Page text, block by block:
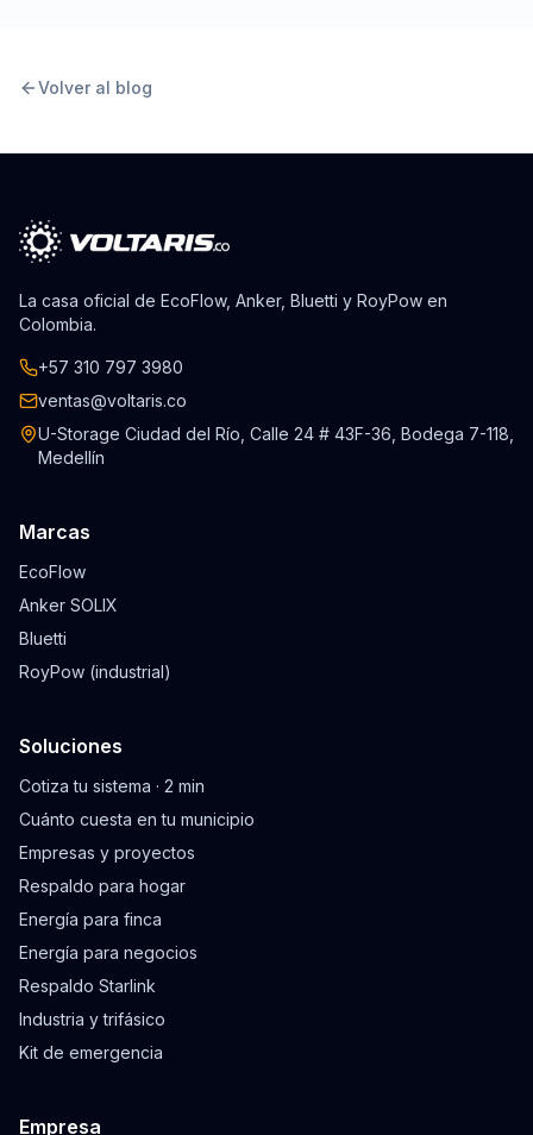
Volver al blog
La casa oficial de EcoFlow, Anker, Bluetti y RoyPow en
Colombia.
+57 310 797 3980
ventas@voltaris.co
U-Storage Ciudad del Río, Calle 24 # 43F-36, Bodega 7-118,
Medellín
Marcas
EcoFlow
Anker SOLIX
Bluetti
RoyPow (industrial)
Soluciones
Cotiza tu sistema · 2 min
Cuánto cuesta en tu municipio
Empresas y proyectos
Respaldo para hogar
Energía para finca
Energía para negocios
Respaldo Starlink
Industria y trifásico
Kit de emergencia
Empresa